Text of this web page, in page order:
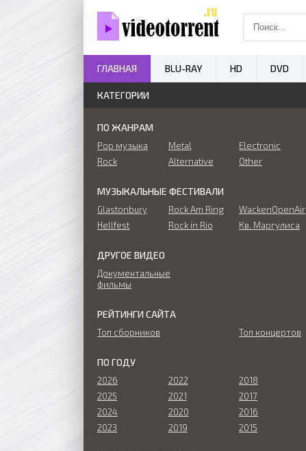
КАТЕГОРИИ
ПО ЖАНРАМ
Pop музыка
Rock
Metal
Alternative
Electronic
Other
МУЗЫКАЛЬНЫЕ ФЕСТИВАЛИ
Glastonbury
Hellfest
Rock Am Ring
Rock in Rio
WackenOpenAir
Кв. Маргулиса
ДРУГОЕ ВИДЕО
Документальные
фильмы
РЕЙТИНГИ САЙТА
Топ сборников Топ концертов
ПО ГОДУ
2026
2025
2024
2023
2022
2021
2020
2019
2018
2017
2016
2015
ГЛАВНАЯ BLU-RAY HD DVD